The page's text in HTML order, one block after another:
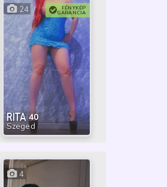
FÉNYKÉP
GARANCIA
24
RITA40
Szeged
4